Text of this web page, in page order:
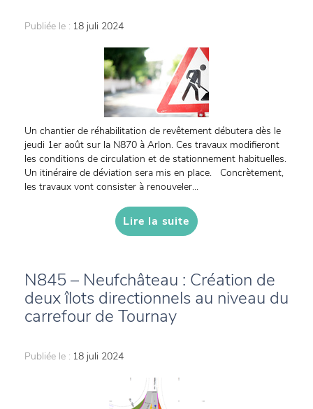
Publiée le : 18 juli 2024
Un chantier de réhabilitation de revêtement débutera dès le
jeudi 1er août sur la N870 à Arlon. Ces travaux modifieront
les conditions de circulation et de stationnement habituelles.
Un itinéraire de déviation sera mis en place. Concrètement,
les travaux vont consister à renouveler...
Lire la suite
N845 – Neufchâteau : Création de
deux îlots directionnels au niveau du
carrefour de Tournay
Publiée le : 18 juli 2024